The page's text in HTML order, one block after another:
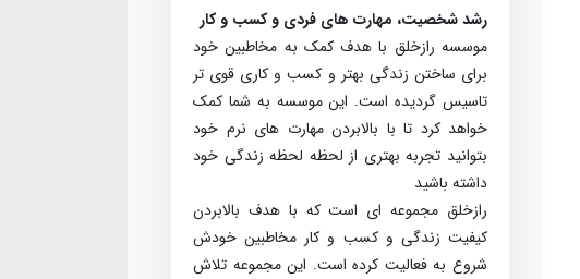
رشد شخصیت، مهارت های فردی و کسب و کار
موسسه رازخلق با هدف کمک به مخاطبین خود
برای ساختن زندگی بهتر و کسب و کاری قوی تر
تاسیس گردیده است. این موسسه به شما کمک
خواهد کرد تا با بالابردن مهارت های نرم خود
بتوانید تجربه بهتری از لحظه لحظه زندگی خود
داشته باشید
راز­خلق مجموعه­ ای است که با هدف بالابردن
کیفیت زندگی و کسب ­و ­کار مخاطبین خودش
شروع به فعالیت کرده است. این مجموعه تلاش